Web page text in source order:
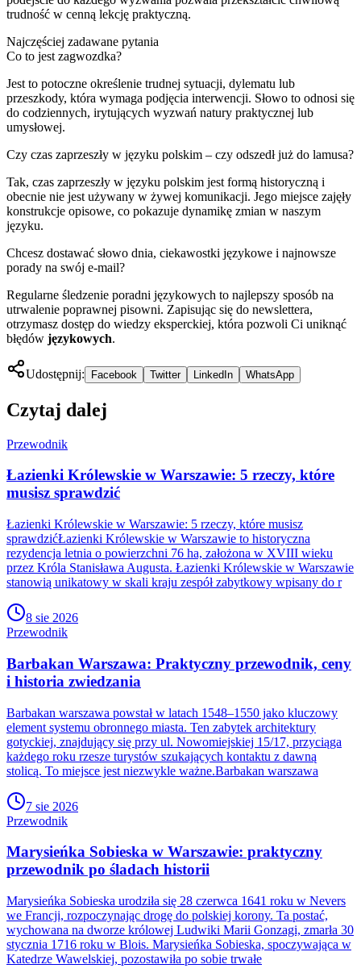
trudność w cenną lekcję praktyczną.
Najczęściej zadawane pytania
Co to jest zagwozdka?
Jest to potoczne określenie trudnej sytuacji, dylematu lub
przeszkody, która wymaga podjęcia interwencji. Słowo to odnosi się
do codziennych, irytujących wyzwań natury praktycznej lub
umysłowej.
Czy czas zaprzeszły w języku polskim – czy odszedł już do lamusa?
Tak, czas zaprzeszły w języku polskim jest formą historyczną i
obecnie nie jest używany w żywej komunikacji. Jego miejsce zajęły
konstrukcje opisowe, co pokazuje dynamikę zmian w naszym
języku.
Chcesz dostawać słowo dnia, ciekawostki językowe i najnowsze
porady na swój e-mail?
Regularne śledzenie poradni językowych to najlepszy sposób na
utrwalenie poprawnej pisowni. Zapisując się do newslettera,
otrzymasz dostęp do wiedzy eksperckiej, która pozwoli Ci uniknąć
błędów językowych.
Udostępnij: Facebook Twitter LinkedIn WhatsApp
Czytaj dalej
Przewodnik
Łazienki Królewskie w Warszawie: 5 rzeczy, które
musisz sprawdzić
Łazienki Królewskie w Warszawie: 5 rzeczy, które musisz
sprawdzićŁazienki Królewskie w Warszawie to historyczna
rezydencja letnia o powierzchni 76 ha, założona w XVIII wieku
przez Króla Stanisława Augusta. Łazienki Królewskie w Warszawie
stanowią unikatowy w skali kraju zespół zabytkowy wpisany do r
8 sie 2026
Przewodnik
Barbakan Warszawa: Praktyczny przewodnik, ceny
i historia zwiedzania
Barbakan warszawa powstał w latach 1548–1550 jako kluczowy
element systemu obronnego miasta. Ten zabytek architektury
gotyckiej, znajdujący się przy ul. Nowomiejskiej 15/17, przyciąga
każdego roku rzesze turystów szukających kontaktu z dawną
stolicą. To miejsce jest niezwykle ważne.Barbakan warszawa
7 sie 2026
Przewodnik
Marysieńka Sobieska w Warszawie: praktyczny
przewodnik po śladach historii
Marysieńka Sobieska urodziła się 28 czerwca 1641 roku w Nevers
we Francji, rozpoczynając drogę do polskiej korony. Ta postać,
wychowana na dworze królowej Ludwiki Marii Gonzagi, zmarła 30
stycznia 1716 roku w Blois. Marysieńka Sobieska, spoczywająca w
Katedrze Wawelskiej, pozostawiła po sobie trwałe